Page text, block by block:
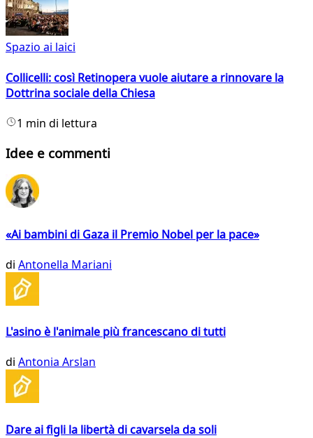
Spazio ai laici
Collicelli: così Retinopera vuole aiutare a rinnovare la
Dottrina sociale della Chiesa
1 min di lettura
Idee e commenti
«Ai bambini di Gaza il Premio Nobel per la pace»
di Antonella Mariani
L'asino è l'animale più francescano di tutti
di Antonia Arslan
Dare ai figli la libertà di cavarsela da soli